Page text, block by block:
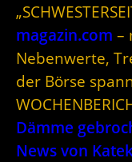
magazin.com –
Nebenwerte,
der Börse
Dämme
News von